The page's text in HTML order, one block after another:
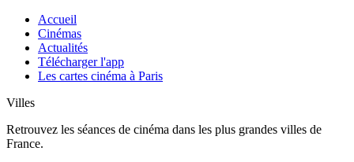
Accueil
Cinémas
Actualités
Télécharger l'app
Les cartes cinéma à Paris
Villes
Retrouvez les séances de cinéma dans les plus grandes villes de
France.